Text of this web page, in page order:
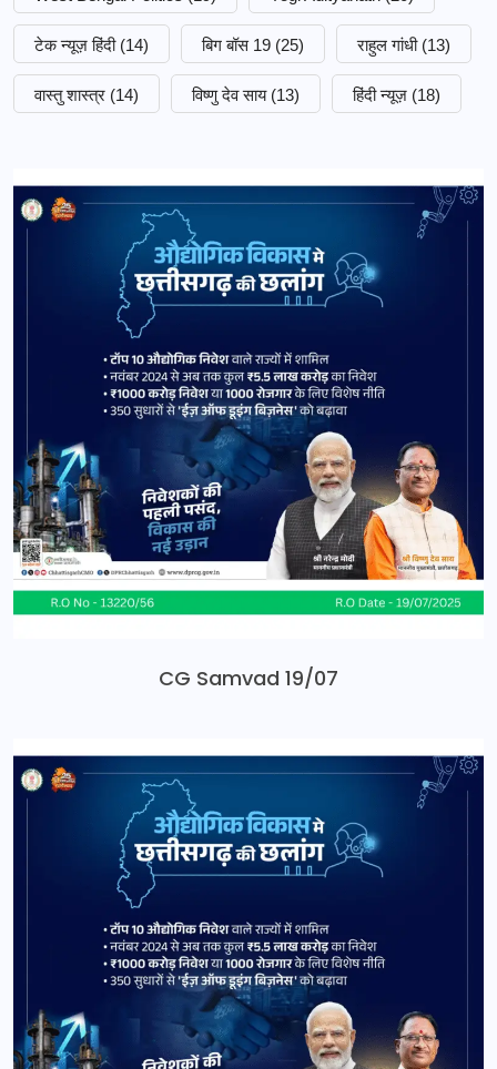
टेक न्यूज़ हिंदी (14) बिग बॉस 19 (25) राहुल गांधी (13)
वास्तु शास्त्र (14) विष्णु देव साय (13) हिंदी न्यूज़ (18)
CG Samvad 19/07